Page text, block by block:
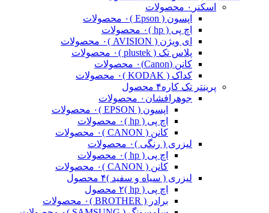
اسکنر ۰ محصولات
اپسون ( Epson )
۰ محصولات
اچ پی ( hp )
۰ محصولات
ای ویژن ( AVISION )
۰ محصولات
پلاس تک ( plustek )
۰ محصولات
کانن (Canon)
۰ محصولات
کداک ( KODAK )
۰ محصولات
پرینتر تک کاره۴ محصول
جوهرافشان ۰ محصولات
اپسون ( EPSON )
۰ محصولات
اچ پی ( hp )
۰ محصولات
کانن ( CANON )
۰ محصولات
لیزری ( رنگی )۰ محصولات
اچ پی ( hp )
۰ محصولات
کانن ( CANON )
۰ محصولات
لیزری ( سیاه و سفید )۴ محصول
اچ پی ( hp )
۲ محصول
برادر ( BROTHER )
۰ محصولات